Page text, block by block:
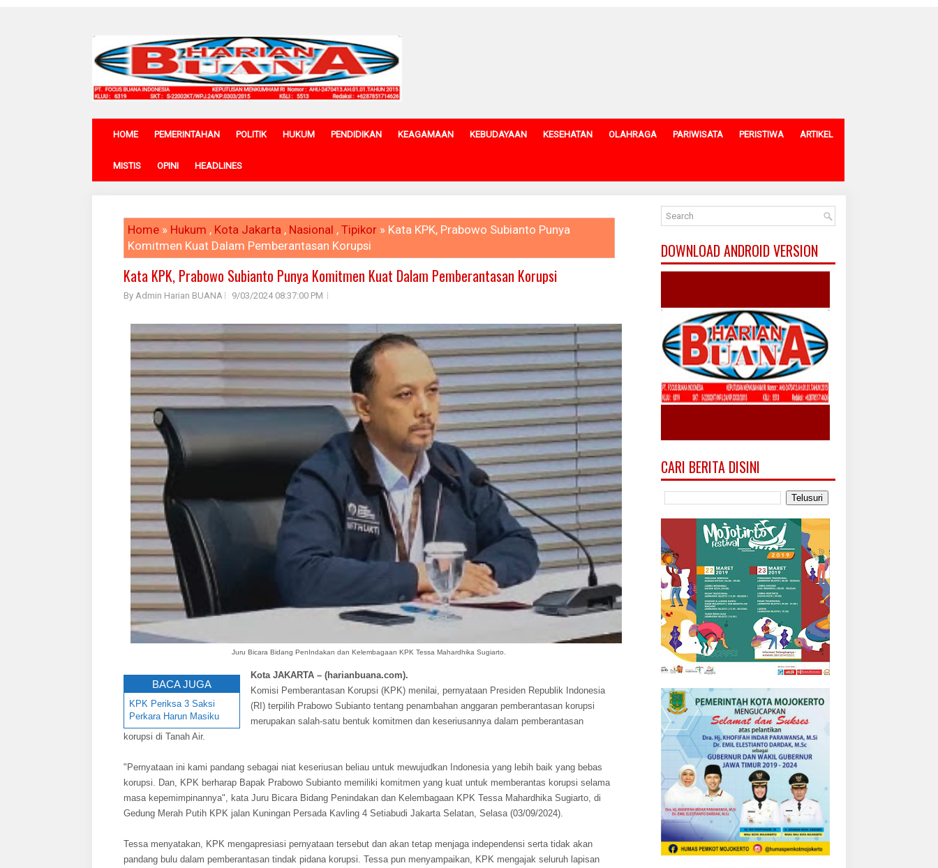
HOME PEMERINTAHAN POLITIK HUKUM PENDIDIKAN KEAGAMAAN KEBUDAYAAN KESEHATAN OLAHRAGA PARIWISATA PERISTIWA ARTIKEL
MISTIS OPINI HEADLINES
Home » Hukum , Kota Jakarta , Nasional , Tipikor » Kata KPK, Prabowo Subianto Punya
Komitmen Kuat Dalam Pemberantasan Korupsi
Kata KPK, Prabowo Subianto Punya Komitmen Kuat Dalam Pemberantasan Korupsi
By Admin Harian BUANA 9/03/2024 08:37:00 PM
Juru Bicara Bidang PenIndakan dan Kelembagaan KPK Tessa Mahardhika Sugiarto.
BACA JUGA
KPK Periksa 3 Saksi
Perkara Harun Masiku
Kota JAKARTA – (harianbuana.com).
Komisi Pemberantasan Korupsi (KPK) menilai, pernyataan Presiden Republik Indonesia
(RI) terpilih Prabowo Subianto tentang penambahan anggaran pemberantasan korupsi
merupakan salah-satu bentuk komitmen dan keseriusannya dalam pemberantasan
korupsi di Tanah Air.
"Pernyataan ini kami pandang sebagai niat keseriusan beliau untuk mewujudkan Indonesia yang lebih baik yang bebas
korupsi. Dan, KPK berharap Bapak Prabowo Subianto memiliki komitmen yang kuat untuk memberantas korupsi selama
masa kepemimpinannya", kata Juru Bicara Bidang Penindakan dan Kelembagaan KPK Tessa Mahardhika Sugiarto, di
Gedung Merah Putih KPK jalan Kuningan Persada Kavling 4 Setiabudi Jakarta Selatan, Selasa (03/09/2024).
Tessa menyatakan, KPK mengapresiasi pernyataan tersebut dan akan tetap menjaga independensi serta tidak akan
pandang bulu dalam pemberantasan tindak pidana korupsi. Tessa pun menyampaikan, KPK mengajak seluruh lapisan
DOWNLOAD ANDROID VERSION
CARI BERITA DISINI